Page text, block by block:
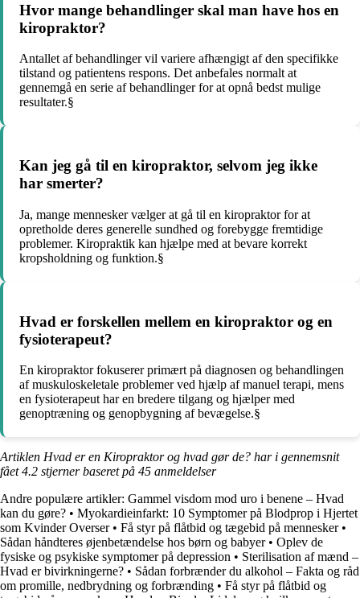
Hvor mange behandlinger skal man have hos en
kiropraktor?
Antallet af behandlinger vil variere afhængigt af den specifikke
tilstand og patientens respons. Det anbefales normalt at
gennemgå en serie af behandlinger for at opnå bedst mulige
resultater.§
Kan jeg gå til en kiropraktor, selvom jeg ikke
har smerter?
Ja, mange mennesker vælger at gå til en kiropraktor for at
opretholde deres generelle sundhed og forebygge fremtidige
problemer. Kiropraktik kan hjælpe med at bevare korrekt
kropsholdning og funktion.§
Hvad er forskellen mellem en kiropraktor og en
fysioterapeut?
En kiropraktor fokuserer primært på diagnosen og behandlingen
af muskuloskeletale problemer ved hjælp af manuel terapi, mens
en fysioterapeut har en bredere tilgang og hjælper med
genoptræning og genopbygning af bevægelse.§
Artiklen Hvad er en Kiropraktor og hvad gør de? har i gennemsnit
fået4.2 stjerner baseret på 45 anmeldelser
Andre populære artikler: Gammel visdom mod uro i benene – Hvad
kan du gøre? • Myokardieinfarkt: 10 Symptomer på Blodprop i Hjertet
som Kvinder Overser• Få styr på flåtbid og tægebid på mennesker•
Sådan håndteres øjenbetændelse hos børn og babyer• Oplev de
fysiske og psykiske symptomer på depression • Sterilisation af mænd –
Hvad er bivirkningerne? • Sådan forbrænder du alkohol – Fakta og råd
om promille, nedbrydning og forbrænding • Få styr på flåtbid og